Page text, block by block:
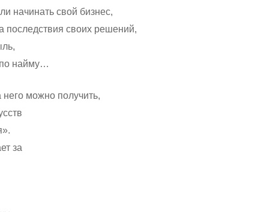
начинать свой бизнес,
последствия своих решений,
по найму…
можно получить,
за